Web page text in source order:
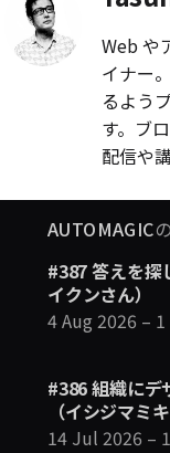
Web や
イナー
るよう
す。ブ
配信や
AUTOMAGIC
#387 答えを探
イクンさん）
4 Aug 2026 –
#386 組織にデ
（イシジマミ
14 Jul 2026 –